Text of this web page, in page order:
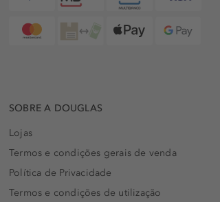
SOBRE A DOUGLAS
Lojas
Termos e condições gerais de venda
Política de Privacidade
Termos e condições de utilização